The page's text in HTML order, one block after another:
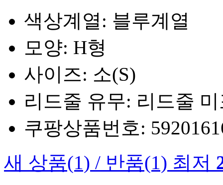
색상계열: 블루계열
모양: H형
사이즈: 소(S)
리드줄 유무: 리드줄
쿠팡상품번호:
새 상품(1) / 반품(1) 최저